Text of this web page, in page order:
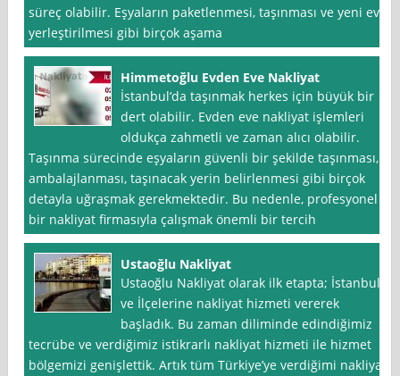
süreç olabilir. Eşyaların paketlenmesi, taşınması ve yeni eve
yerleştirilmesi gibi birçok aşama
Himmetoğlu Evden Eve Nakliyat
İstanbul‘da taşınmak herkes için büyük bir
dert olabilir. Evden eve nakliyat işlemleri
oldukça zahmetli ve zaman alıcı olabilir.
Taşınma sürecinde eşyaların güvenli bir şekilde taşınması,
ambalajlanması, taşınacak yerin belirlenmesi gibi birçok
detayla uğraşmak gerekmektedir. Bu nedenle, profesyonel
bir nakliyat firmasıyla çalışmak önemli bir tercih
Ustaoğlu Nakliyat
Ustaoğlu Nakliyat olarak ilk etapta; İstanbul
ve İlçelerine nakliyat hizmeti vererek
başladık. Bu zaman diliminde edindiğimiz
tecrübe ve verdiğimiz istikrarlı nakliyat hizmeti ile hizmet
bölgemizi genişlettik. Artık tüm Türkiye’ye verdiğimi nakliyat